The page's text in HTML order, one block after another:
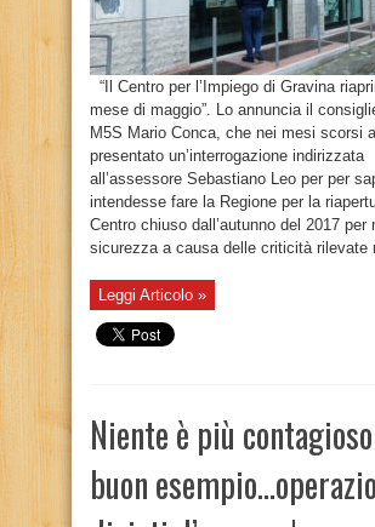
“Il Centro per l’Impiego di Gravina
mese di maggio”. Lo annuncia il
M5S Mario Conca, che nei mesi scorsi
presentato un’interrogazione indirizzata
all’assessore Sebastiano Leo per per
intendesse fare la Regione per la
Centro chiuso dall’autunno del 2017 per
sicurezza a causa delle criticità rilevate
Leggi Articolo »
Niente è più
buon